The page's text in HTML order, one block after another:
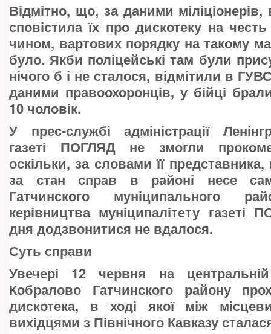
Відмітно, що, за даними
сповістила їх про дискотеку на
чином, вартових порядку на такому
було. Якби поліцейські там були
нічого б і не сталося, відмітили в
даними правоохоронців, у бійці
10 чоловік.
У прес-службі адміністрації
газеті ПОГЛЯД не змогли
оскільки, за словами її представника,
за стан справ в районі несе
Гатчинского муніципального
керівництва муніципалітету газеті
дня додзвонитися не вдалося.
Суть справи
Увечері 12 червня на
Кобралово Гатчинского району
дискотека, в ході якої між
вихідцями з Північного Кавказу